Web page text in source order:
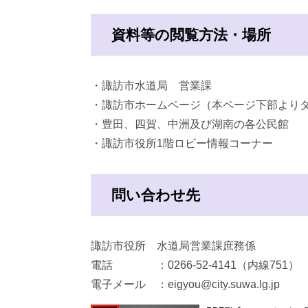
資料等の閲覧方法・場所
・諏訪市水道局 営業課
・諏訪市ホームページ（本ページ下部より
・豊田、四賀、中洲及び湖南の各公民館
・諏訪市役所1階ロビー情報コーナー
問い合わせ先
諏訪市役所 水道局営業課庶務係
電話 ：0266-52-4141（内線751）
電子メール ：